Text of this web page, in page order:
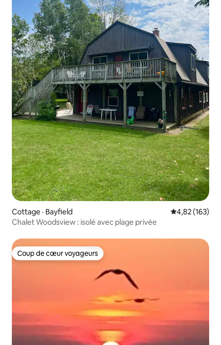
Cottage · Bayfield Note
4,82 (163)
Chalet Woodsview : isolé avec plage privée
Coup de cœur voyageurs
Coup de cœur voyageurs